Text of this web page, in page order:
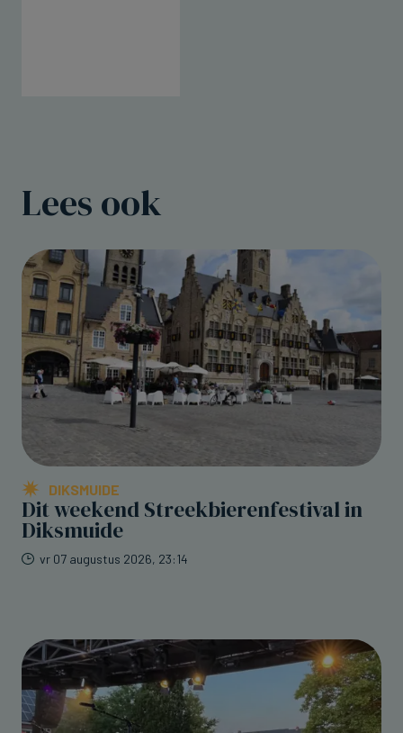
Lees ook
DIKSMUIDE
Dit weekend Streekbierenfestival in
Diksmuide
vr 07 augustus 2026, 23:14